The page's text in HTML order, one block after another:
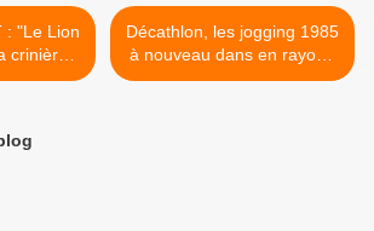
crinière :
africain !"
Décathlon, les jogging 1985
à nouveau dans en rayon !
>